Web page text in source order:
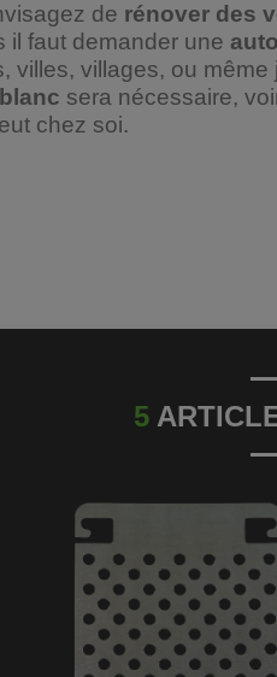
de rénover des
il faut demander une
villes, villages, ou
sera nécessaire,
chez soi.
5